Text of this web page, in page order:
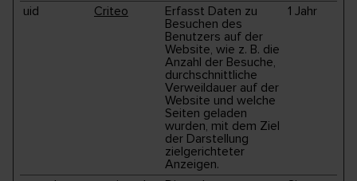
uid Criteo
Erfasst Daten zu
Besuchen des
Benutzers auf der
Website, wie z. B. die
Anzahl der Besuche,
durchschnittliche
Verweildauer auf der
Website und welche
Seiten geladen
wurden, mit dem Ziel
der Darstellung
zielgerichteter
Anzeigen.
1 Jahr